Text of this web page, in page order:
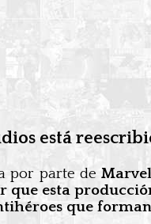
está
por parte de
que esta
que